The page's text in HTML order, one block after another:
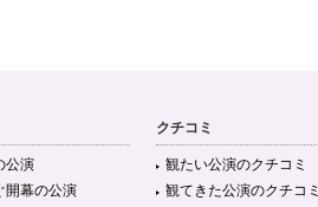
公演
開幕の公演
クチコミ
観たい公演のクチコミ
観てきた公演のクチコミ